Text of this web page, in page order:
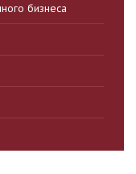
бизнеса